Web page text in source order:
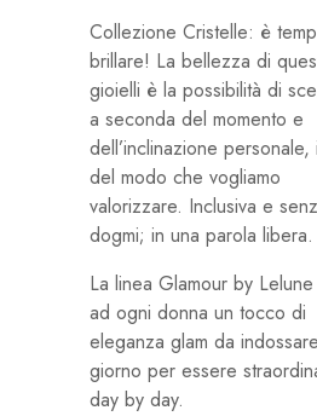
Collezione Cristelle: è
brillare! La bellezza di
gioielli è la possibilità di
a seconda del momento e
dell’inclinazione personale,
del modo che vogliamo
valorizzare. Inclusiva e
dogmi; in una parola libera.
La linea Glamour by
ad ogni donna un tocco di
eleganza glam da
giorno per essere
day by day.